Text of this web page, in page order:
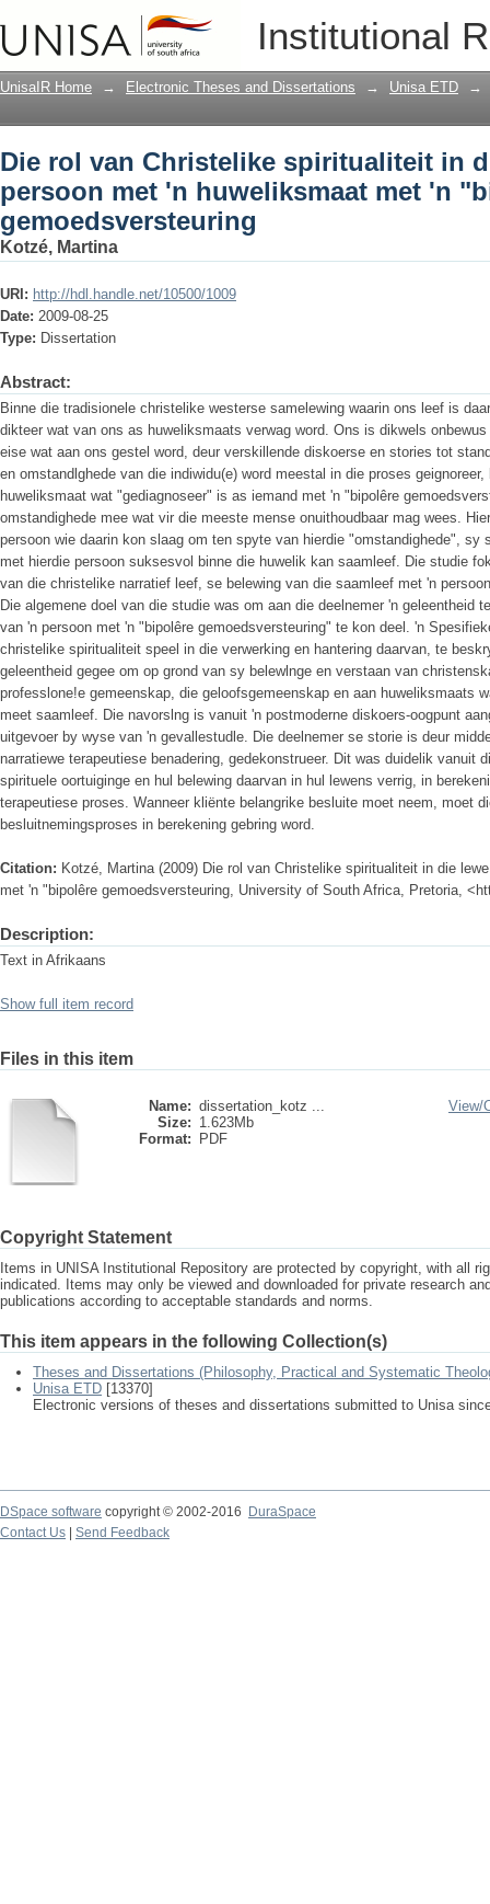
Institutional
Die rol van Christelike spiritualiteit in
met 'n "bipolêre gemoedsversteuring
UnisaIR Home → Electronic Theses and Dissertations → Unisa ETD →
Die rol van Christelike spiritualiteit in
persoon met 'n huweliksmaat met 'n
gemoedsversteuring
Kotzé, Martina
URI: http://hdl.handle.net/10500/1009
Date: 2009-08-25
Type: Dissertation
Abstract:
Binne die tradisionele christelike westerse samelewing waarin ons leef is
dikteer wat van ons as huweliksmaats verwag word. Ons is dikwels
eise wat aan ons gestel word, deur verskillende diskoerse en stories tot
en omstandlghede van die indiwidu(e) word meestal in die proses
huweliksmaat wat "gediagnoseer" is as iemand met 'n "bipolêre
omstandighede mee wat vir die meeste mense onuithoudbaar mag wees.
persoon wie daarin kon slaag om ten spyte van hierdie "omstandighede",
met hierdie persoon suksesvol binne die huwelik kan saamleef. Die studie
van die christelike narratief leef, se belewing van die saamleef met 'n
Die algemene doel van die studie was om aan die deelnemer 'n geleentheid
van 'n persoon met 'n "bipolêre gemoedsversteuring" te kon deel. 'n
christelike spiritualiteit speel in die verwerking en hantering daarvan, te
geleentheid gegee om op grond van sy belewlnge en verstaan van
professlone!e gemeenskap, die geloofsgemeenskap en aan huweliksmaats
meet saamleef. Die navorslng is vanuit 'n postmoderne diskoers-oogpunt
uitgevoer by wyse van 'n gevallestudle. Die deelnemer se storie is deur
narratiewe terapeutiese benadering, gedekonstrueer. Dit was duidelik vanuit
spirituele oortuiginge en hul belewing daarvan in hul lewens verrig, in
terapeutiese proses. Wanneer kliënte belangrike besluite moet neem, moet
besluitnemingsproses in berekening gebring word.
Citation: Kotzé, Martina (2009) Die rol van Christelike spiritualiteit in die
met 'n "bipolêre gemoedsversteuring, University of South Africa, Pretoria,
Description:
Text in Afrikaans
Show full item record
Files in this item
Name: dissertation_kotz ...
Size: 1.623Mb
Format:
PDF
View/
Copyright Statement
Items in UNISA Institutional Repository are protected by copyright, with all
indicated. Items may only be viewed and downloaded for private research
publications according to acceptable standards and norms.
This item appears in the following Collection(s)
Theses and Dissertations (Philosophy, Practical and Systematic
Unisa ETD [13370]
Electronic versions of theses and dissertations submitted to Unisa
DSpace software copyright © 2002-2016
DuraSpace
Contact Us
Send Feedback